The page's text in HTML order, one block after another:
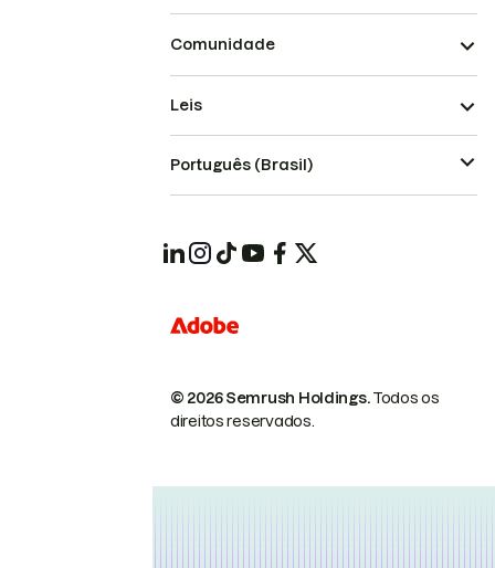
Comunidade
© 2026 Semrush Holdings.Todos os
direitos reservados.
Leis
Português (Brasil)